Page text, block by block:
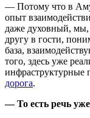
— Потому что в
опыт
даже духовный, мы,
другу в гости,
база,
того, здесь уже
инфраструктурные
дорога.
— То есть речь